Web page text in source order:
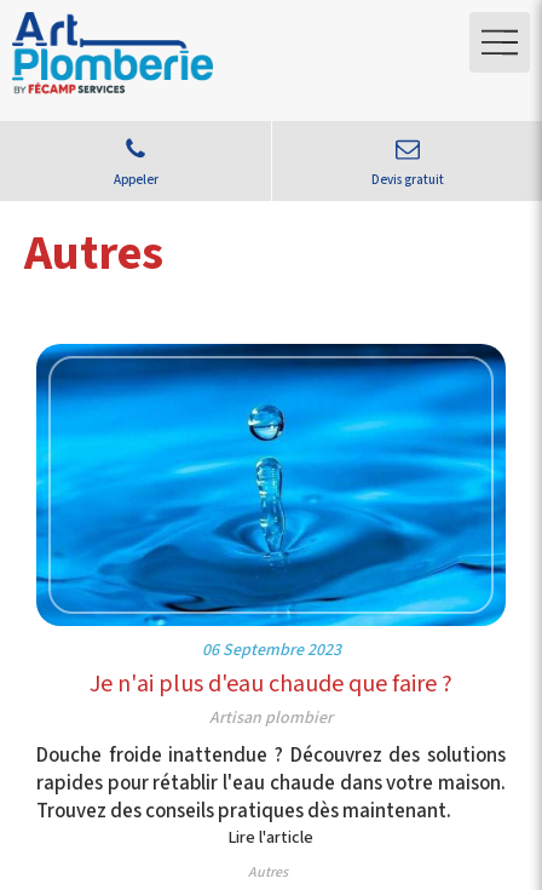
Appeler Devis gratuit
Autres
06 Septembre 2023
Je n'ai plus d'eau chaude que faire ?
Artisan plombier
Douche froide inattendue ? Découvrez des solutions
rapides pour rétablir l'eau chaude dans votre maison.
Trouvez des conseils pratiques dès maintenant.
Lire l'article
Autres